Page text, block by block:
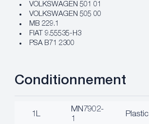
VOLKSWAGEN 501 01
VOLKSWAGEN 505 00
MB 229.1
FIAT 9.55535-H3
PSA B71 2300
Conditionnement
1L
MN7902-
1
Plastic